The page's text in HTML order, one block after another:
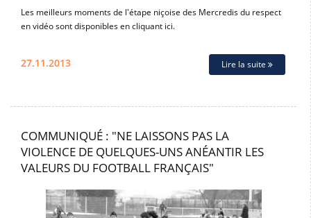
Les meilleurs moments de l'étape niçoise des Mercredis du respect
en vidéo sont disponibles en cliquant ici.
27.11.2013 Lire la suite
COMMUNIQUÉ : "NE LAISSONS PAS LA
VIOLENCE DE QUELQUES-UNS ANÉANTIR LES
VALEURS DU FOOTBALL FRANÇAIS"